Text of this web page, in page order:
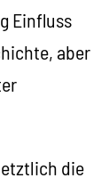
Einfluss
aber
die